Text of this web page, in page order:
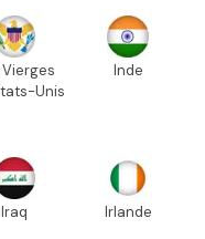
Unis
Inde
Iraq Irlande